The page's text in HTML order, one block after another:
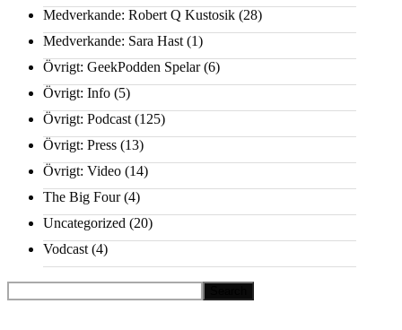
Medverkande: Robert Q Kustosik (28)
Medverkande: Sara Hast (1)
Övrigt: GeekPodden Spelar(6)
Övrigt: Info (5)
Övrigt: Podcast (125)
Övrigt: Press (13)
Övrigt: Video (14)
The Big Four(4)
Uncategorized (20)
Vodcast (4)